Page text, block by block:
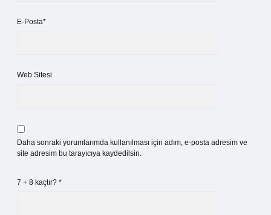
E-Posta*
Web Sitesi
Daha sonraki yorumlarımda kullanılması için adım, e-posta adresim ve
site adresim bu tarayıcıya kaydedilsin.
7 + 8 kaçtır? *